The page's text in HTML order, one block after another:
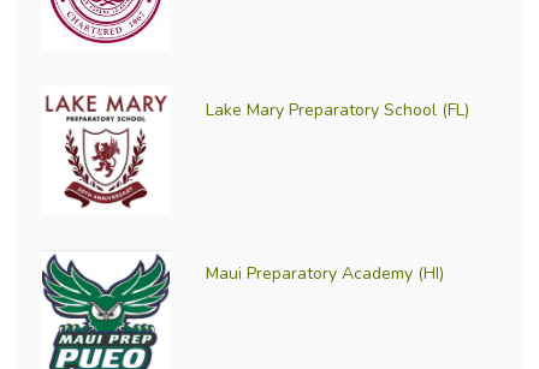
Lake Mary Preparatory School (FL)
Maui Preparatory Academy (HI)